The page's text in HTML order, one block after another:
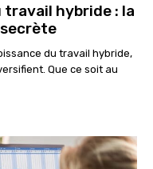
travail hybride : la
du travail hybride,
Que ce soit au